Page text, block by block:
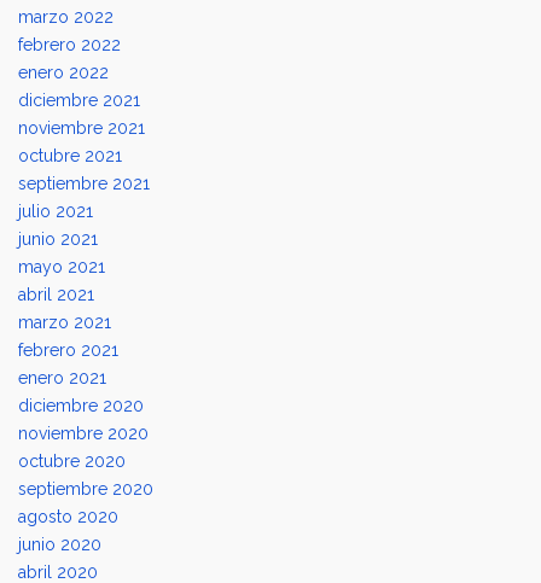
marzo 2022
febrero 2022
enero 2022
diciembre 2021
noviembre 2021
octubre 2021
septiembre 2021
julio 2021
junio 2021
mayo 2021
abril 2021
marzo 2021
febrero 2021
enero 2021
diciembre 2020
noviembre 2020
octubre 2020
septiembre 2020
agosto 2020
junio 2020
abril 2020